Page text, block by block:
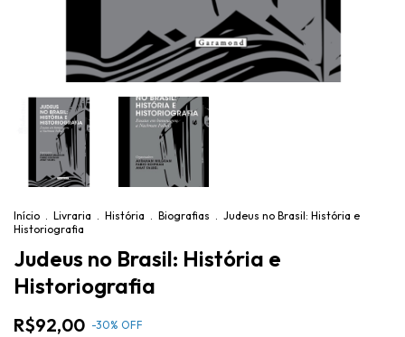
Início . Livraria . História . Biografias . Judeus no Brasil: História e
Historiografia
Judeus no Brasil: História e
Historiografia
R$92,00 -30% OFF